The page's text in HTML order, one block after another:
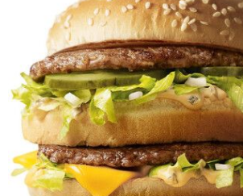
政治外交
社會
財經
文化